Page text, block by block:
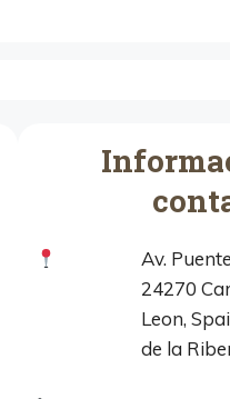
Av.
24270
Leon,
de la